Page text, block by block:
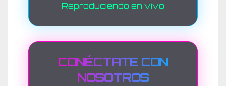
Reproduciendo en vivo
CONÉCTATE CON
NOSOTROS